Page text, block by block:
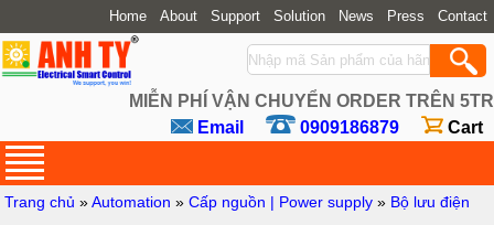
Home About Support Solution News Press Contact
MIỄN PHÍ VẬN CHUYỂN ORDER TRÊN 5TR
Email
0909186879 Cart
Trang chủ »Automation »Cấp nguồn | Power supply » Bộ lưu điện